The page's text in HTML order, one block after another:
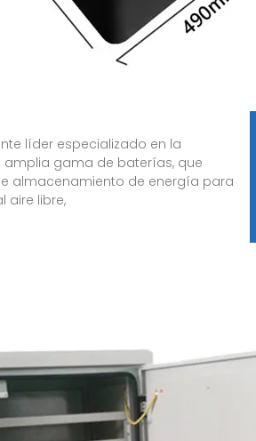
líder especializado en la
gama de baterías, que
almacenamiento de energía para
aire libre,